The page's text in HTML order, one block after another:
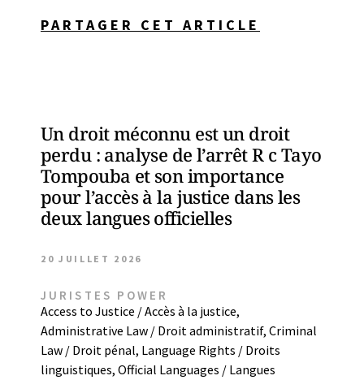
PARTAGER CET ARTICLE
Un droit méconnu est un droit
perdu : analyse de l’arrêt R c Tayo
Tompouba et son importance
pour l’accès à la justice dans les
deux langues officielles
20 JUILLET 2026
JURISTES POWER
Access to Justice / Accès à la justice,
Administrative Law / Droit administratif, Criminal
Law / Droit pénal, Language Rights / Droits
linguistiques, Official Languages / Langues